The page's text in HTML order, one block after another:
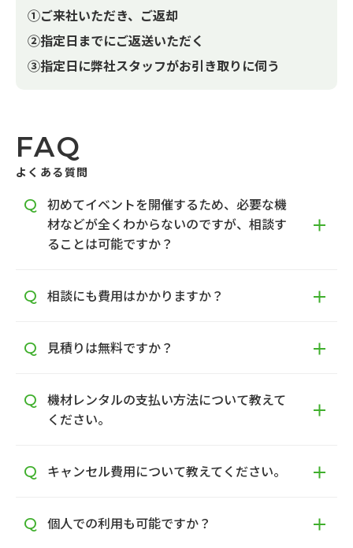
①ご来社いただき、ご返却
②指定日までにご返送いただく
③指定日に弊社スタッフがお引き取りに伺う
FAQ
よくある質問
初めてイベントを開催するため、必要な機
材などが全くわからないのですが、相談す
ることは可能ですか？
相談にも費用はかかりますか？
見積りは無料ですか？
機材レンタルの支払い方法について教えて
ください。
キャンセル費用について教えてください。
個人での利用も可能ですか？